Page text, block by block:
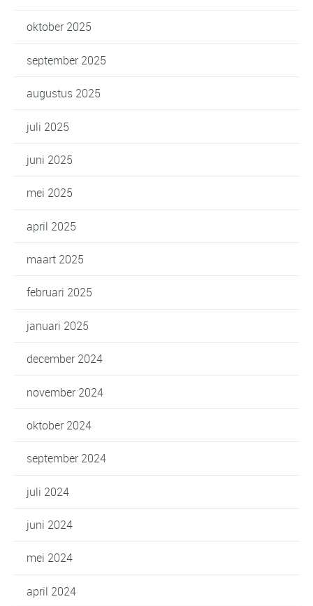
oktober 2025
september 2025
augustus 2025
juli 2025
juni 2025
mei 2025
april 2025
maart 2025
februari 2025
januari 2025
december 2024
november 2024
oktober 2024
september 2024
juli 2024
juni 2024
mei 2024
april 2024